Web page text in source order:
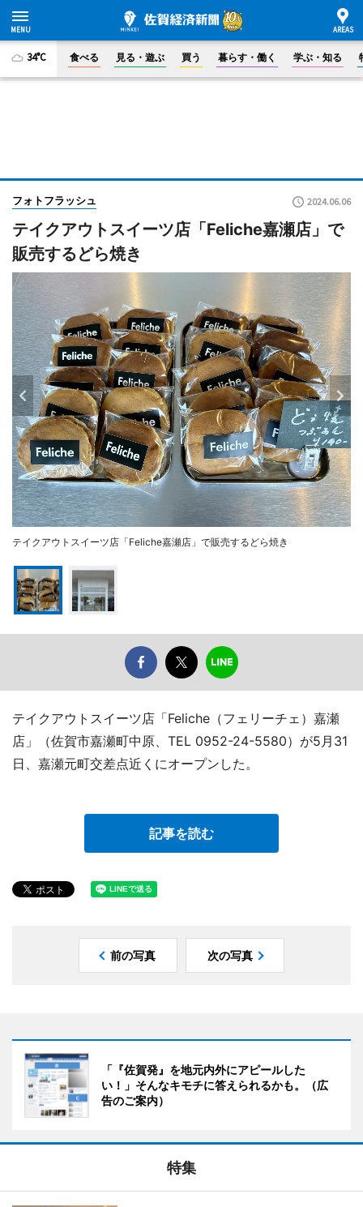
34°C 食べる 見る・遊ぶ 買う 暮らす・働く 学ぶ・知る
フォトフラッシュ 2024.06.06
テイクアウトスイーツ店「Feliche嘉瀬店」で
販売するどら焼き
テイクアウトスイーツ店「Feliche嘉瀬店」で販売するどら焼き
テイクアウトスイーツ店「Feliche（フェリーチェ）嘉瀬
店」（佐賀市嘉瀬町中原、TEL 0952-24-5580）が5月31
日、嘉瀬元町交差点近くにオープンした。
記事を読む
前の写真 次の写真
「『佐賀発』を地元内外にアピールした
い！」そんなキモチに答えられるかも。（広
告のご案内）
特集